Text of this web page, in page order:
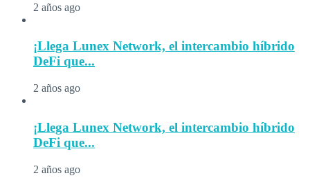
2 años ago
¡Llega Lunex Network, el intercambio híbrido
DeFi que...
2 años ago
¡Llega Lunex Network, el intercambio híbrido
DeFi que...
2 años ago